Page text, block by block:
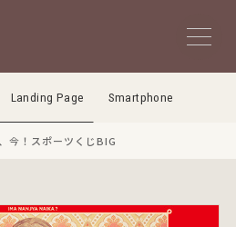
Landing Page Smartphone
今！スポーツくじBIG